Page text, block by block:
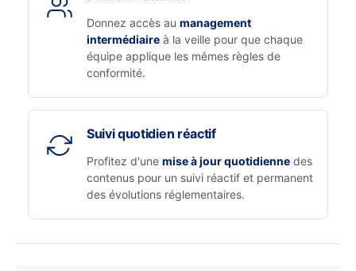
Donnez accès au management
intermédiaire à la veille pour que chaque
équipe applique les mêmes règles de
conformité.
Suivi quotidien réactif
Profitez d'une mise à jour quotidienne des
contenus pour un suivi réactif et permanent
des évolutions réglementaires.